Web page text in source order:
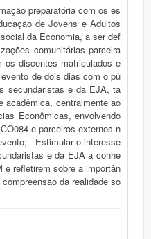
preparatória com os es
de Jovens e Adultos
da Economia, a ser def
comunitárias parceira
os discentes matriculados e
de dois dias com o pú
secundaristas e da EJA, ta
acadêmica, centralmente ao
Econômicas, envolvendo
e parceiros externos n
- Estimular o interesse
e da EJA a conhe
e refletirem sobre a importân
da realidade so